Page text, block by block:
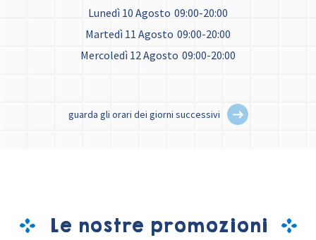
Lunedì 10 Agosto 09:00-20:00
Martedì 11 Agosto 09:00-20:00
Mercoledì 12 Agosto 09:00-20:00
guarda gli orari dei giorni successivi
Le nostre promozioni